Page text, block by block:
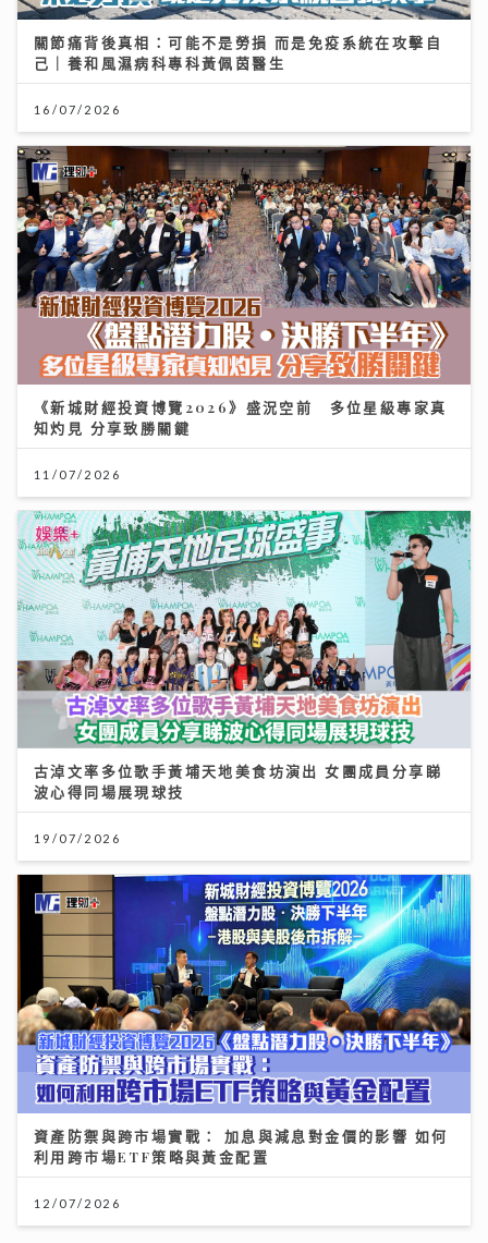
關節痛背後真相：可能不是勞損 而是免疫系統在攻擊自
己｜養和風濕病科專科黃佩茵醫生
16/07/2026
《新城財經投資博覽2026》盛況空前 多位星級專家真
知灼見 分享致勝關鍵
11/07/2026
古淖文率多位歌手黃埔天地美食坊演出 女團成員分享睇
波心得同場展現球技
19/07/2026
資產防禦與跨市場實戰： 加息與減息對金價的影響 如何
利用跨市場ETF策略與黃金配置
12/07/2026